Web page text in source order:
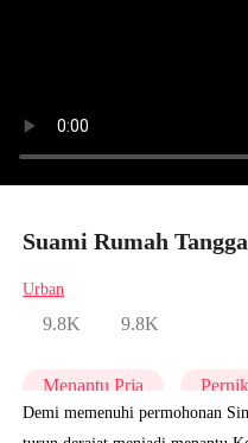
Suami Rumah
Urban
9.8K 9.8K
Menantu Pria
Demi memenuhi permohonan